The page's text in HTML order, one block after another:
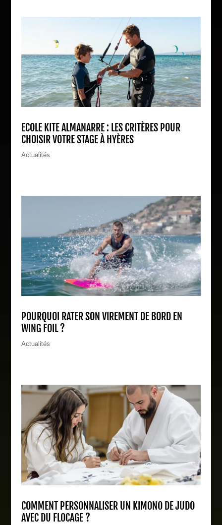
ECOLE KITE ALMANARRE : LES CRITÈRES POUR
CHOISIR VOTRE STAGE À HYÈRES
Actualités
POURQUOI RATER SON VIREMENT DE BORD EN
WING FOIL ?
Actualités
COMMENT PERSONNALISER UN KIMONO DE JUDO
AVEC DU FLOCAGE ?